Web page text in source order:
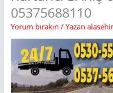
05375688110
Yorum bırakın / Yazan